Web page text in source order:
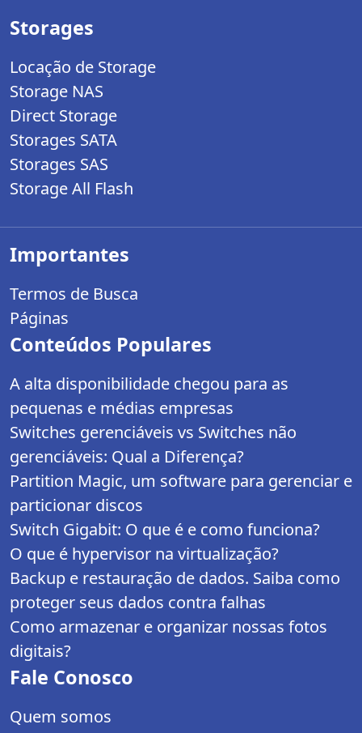
Storages
Locação de Storage
Storage NAS
Direct Storage
Storages SATA
Storages SAS
Storage All Flash
Importantes
Termos de Busca
Páginas
Conteúdos Populares
A alta disponibilidade chegou para as
pequenas e médias empresas
Switches gerenciáveis vs Switches não
gerenciáveis: Qual a Diferença?
Partition Magic, um software para gerenciar e
particionar discos
Switch Gigabit: O que é e como funciona?
O que é hypervisor na virtualização?
Backup e restauração de dados. Saiba como
proteger seus dados contra falhas
Como armazenar e organizar nossas fotos
digitais?
Fale Conosco
Quem somos